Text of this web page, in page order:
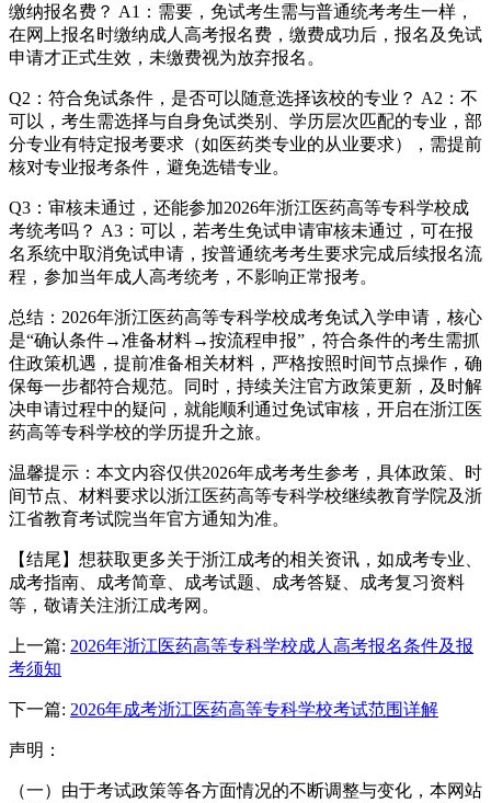
缴纳报名费？ A1：需要，免试考生需与普通统考考生一样，
在网上报名时缴纳成人高考报名费，缴费成功后，报名及免试
申请才正式生效，未缴费视为放弃报名。
Q2：符合免试条件，是否可以随意选择该校的专业？ A2：不
可以，考生需选择与自身免试类别、学历层次匹配的专业，部
分专业有特定报考要求（如医药类专业的从业要求），需提前
核对专业报考条件，避免选错专业。
Q3：审核未通过，还能参加2026年浙江医药高等专科学校成
考统考吗？ A3：可以，若考生免试申请审核未通过，可在报
名系统中取消免试申请，按普通统考考生要求完成后续报名流
程，参加当年成人高考统考，不影响正常报考。
总结：2026年浙江医药高等专科学校成考免试入学申请，核心
是“确认条件→准备材料→按流程申报”，符合条件的考生需抓
住政策机遇，提前准备相关材料，严格按照时间节点操作，确
保每一步都符合规范。同时，持续关注官方政策更新，及时解
决申请过程中的疑问，就能顺利通过免试审核，开启在浙江医
药高等专科学校的学历提升之旅。
温馨提示：本文内容仅供2026年成考考生参考，具体政策、时
间节点、材料要求以浙江医药高等专科学校继续教育学院及浙
江省教育考试院当年官方通知为准。
【结尾】想获取更多关于浙江成考的相关资讯，如成考专业、
成考指南、成考简章、成考试题、成考答疑、成考复习资料
等，敬请关注浙江成考网。
上一篇: 2026年浙江医药高等专科学校成人高考报名条件及报
考须知
下一篇: 2026年成考浙江医药高等专科学校考试范围详解
声明：
（一）由于考试政策等各方面情况的不断调整与变化，本网站